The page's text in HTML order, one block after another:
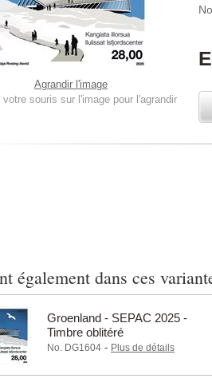
Agrandir l'image
votre souris sur l'image pour l'agrandir
également dans ces
Groenland - SEPAC 2025 -
Timbre oblitéré
No. DG1604 - Plus de détails